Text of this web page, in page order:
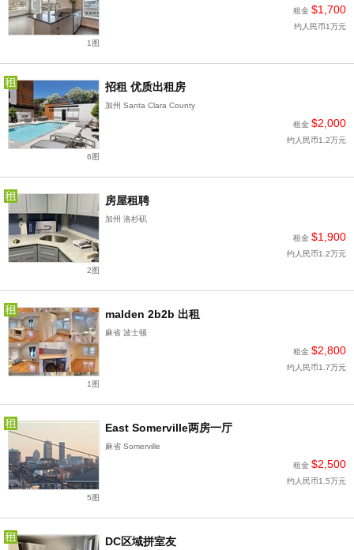
1图
租金 $1,700
约人民币1万元
6图
招租 优质出租房
加州 Santa Clara County
租金 $2,000
约人民币1.2万元
2图
房屋租聘
加州 洛杉矶
租金 $1,900
约人民币1.2万元
1图
malden 2b2b 出租
麻省 波士顿
租金 $2,800
约人民币1.7万元
5图
East Somerville两房一厅
麻省 Somerville
租金 $2,500
约人民币1.5万元
DC区域拼室友